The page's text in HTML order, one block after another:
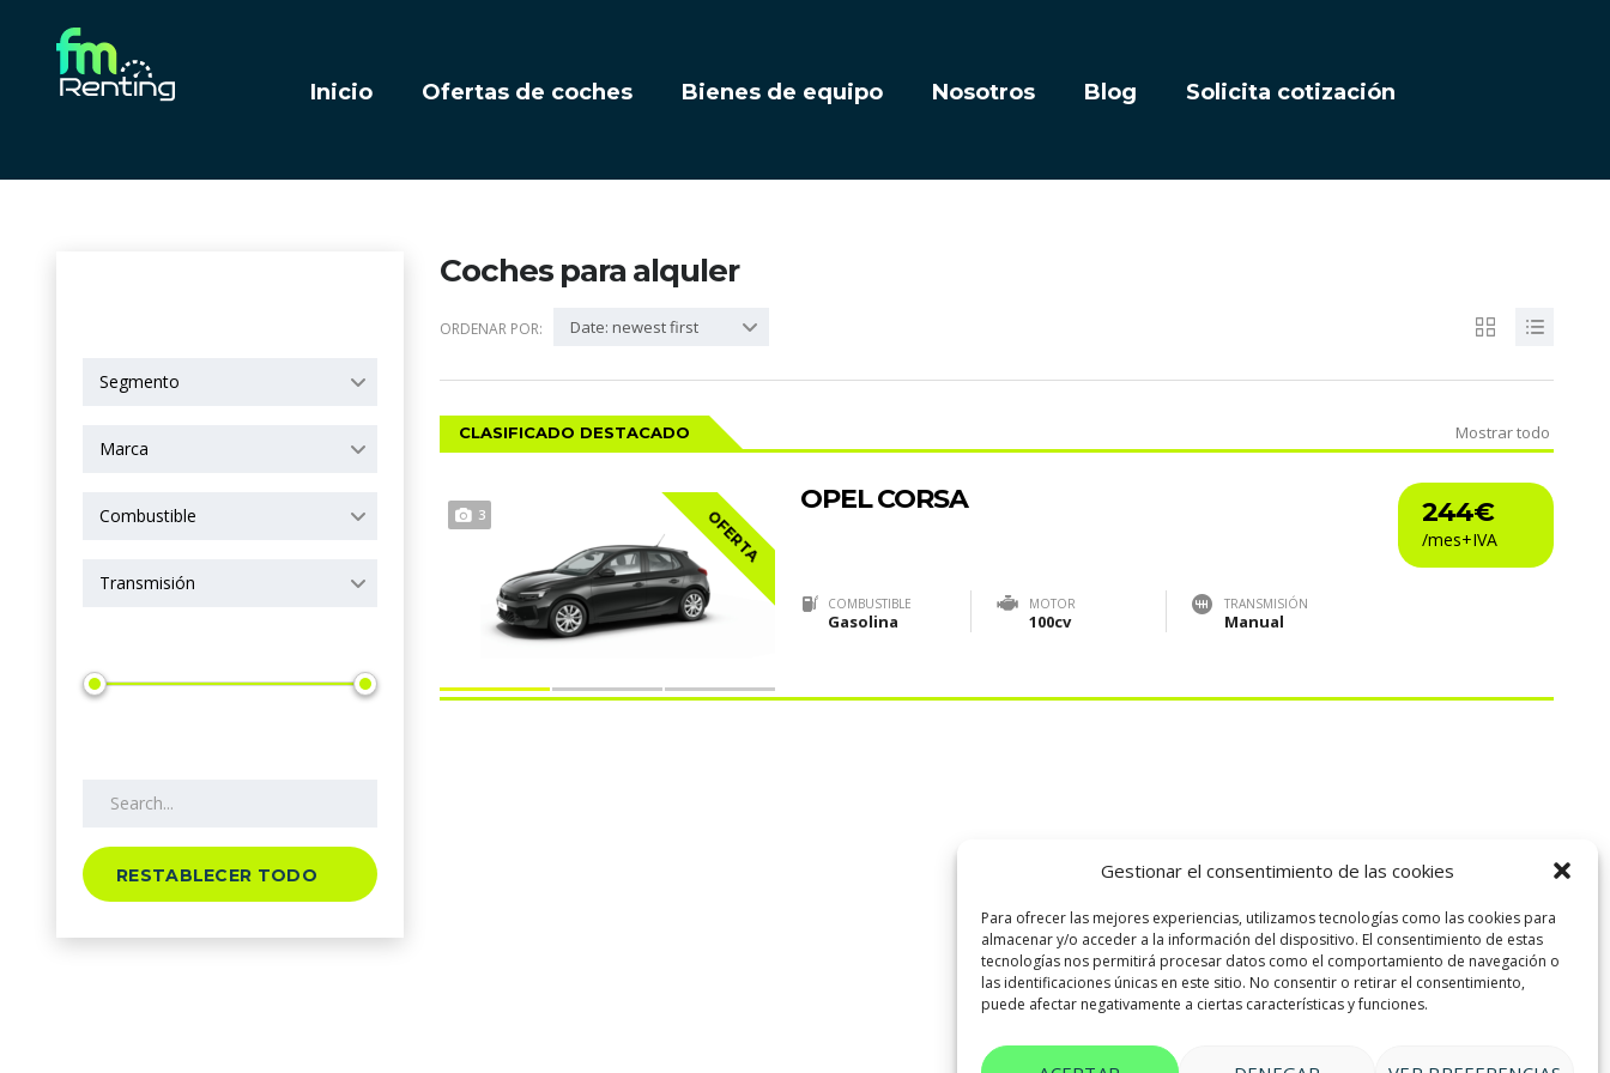
Gestionar el consentimiento de las cookies
Para ofrecer las mejores experiencias, utilizamos tecnologías como las cookies para
almacenar y/o acceder a la información del dispositivo. El consentimiento de estas
tecnologías nos permitirá procesar datos como el comportamiento de navegación o
las identificaciones únicas en este sitio. No consentir o retirar el consentimiento,
puede afectar negativamente a ciertas características y funciones.
Inicio Ofertas de coches Bienes de equipo Nosotros Blog Solicita cotización
Segmento
Marca
Combustible
Transmisión
RESTABLECER TODO
Coches para alquler
ORDENAR POR: Date: newest first
CLASIFICADO DESTACADO Mostrar todo
3 OFERTA 244€
OPEL CORSA
COMBUSTIBLE
Gasolina
MOTOR
100cv
TRANSMISIÓN
Manual